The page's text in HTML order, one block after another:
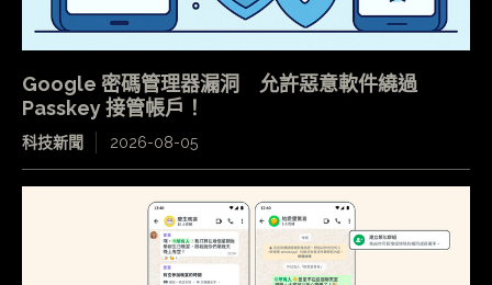
Google 密碼管理器漏洞 允許惡意軟件繞過
Passkey 接管帳戶！
科技新聞 2026-08-05